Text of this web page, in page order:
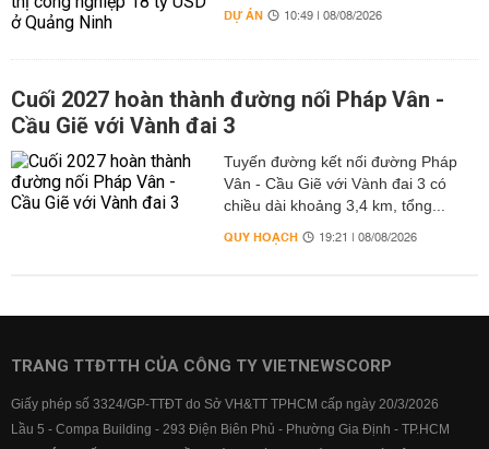
DỰ ÁN 10:49 | 08/08/2026
Cuối 2027 hoàn thành đường nối Pháp Vân -
Cầu Giẽ với Vành đai 3
Tuyến đường kết nối đường Pháp
Vân - Cầu Giẽ với Vành đai 3 có
chiều dài khoảng 3,4 km, tổng...
QUY HOẠCH 19:21 | 08/08/2026
TRANG TTĐTTH CỦA CÔNG TY VIETNEWSCORP
Giấy phép số 3324/GP-TTĐT do Sở VH&TT TPHCM cấp ngày 20/3/2026
Lầu 5 - Compa Building - 293 Điện Biên Phủ - Phường Gia Định - TP.HCM